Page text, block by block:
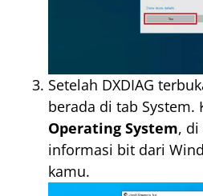
Setelah DXDIAG
berada di tab System.
Operating System, di
informasi bit dari
kamu.